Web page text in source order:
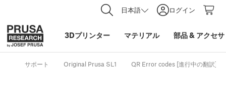
日本語 ログイン
3Dプリンター マテリアル 部品& アクセ
サポート Original Prusa SL1 QR Error codes [進行中の翻訳]